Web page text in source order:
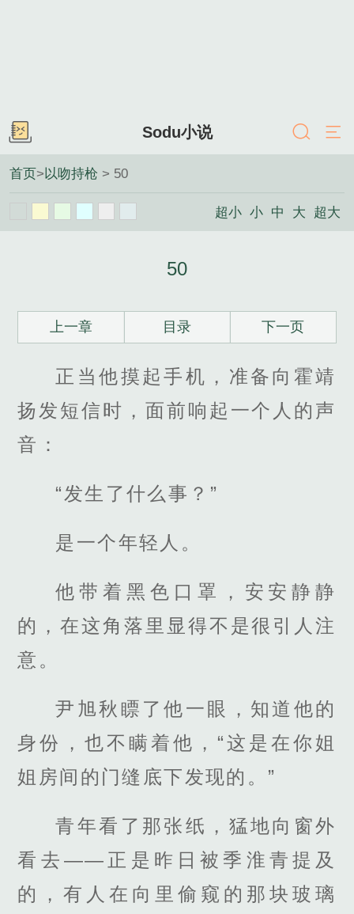
Sodu小说
首页> 以吻持枪 > 50
超小 小 中 大 超大
50
上一章 目录 下一页
正当他摸起手机，准备向霍靖
扬发短信时，面前响起一个人的声
音：
“发生了什么事？”
是一个年轻人。
他带着黑色口罩，安安静静
的，在这角落里显得不是很引人注
意。
尹旭秋瞟了他一眼，知道他的
身份，也不瞒着他，“这是在你姐
姐房间的门缝底下发现的。”
青年看了那张纸，猛地向窗外
看去——正是昨日被季淮青提及
的，有人在向里偷窥的那块玻璃